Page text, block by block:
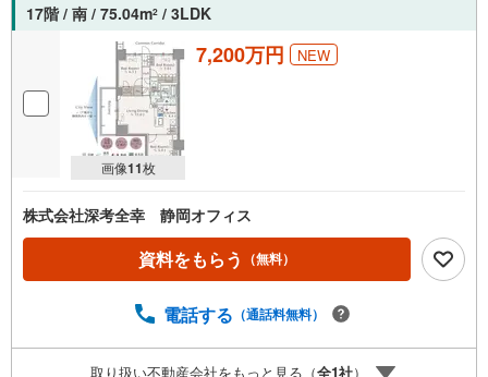
17階 / 南 / 75.04m2 / 3LDK
画像11枚
7,200万円 NEW
株式会社深考全幸 静岡オフィス
資料をもらう （無料）
電話する （通話料無料）
取り扱い不動産会社をもっと見る（全1社）